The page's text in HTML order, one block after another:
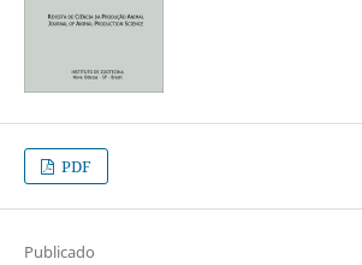
PDF
Publicado